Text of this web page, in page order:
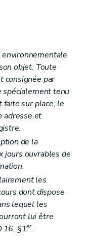
et transitoires
des infractions – AGW du 5 décembre 2008, art. 1
décembre 2008, art. 1
3 – AGW du 5 décembre 2008, art. 1
objet. Toute
consignée par
tenu
faite sur place, le
adresse et
de la
jours ouvrables de
les
dont dispose
lequel les
lui être
§1er.